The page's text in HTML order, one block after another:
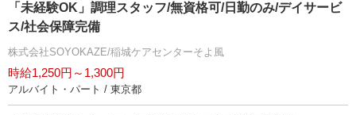
「未経験OK」調理スタッフ/無資格可/日勤のみ/デイサービ
ス/社会保障完備
株式会社SOYOKAZE/稲城ケアセンターそよ風
時給1,250円～1,300円
アルバイト・パート / 東京都